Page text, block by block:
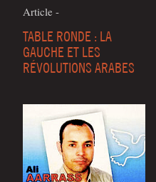
Article -
TABLE RONDE : LA
GAUCHE ET LES
RÉVOLUTIONS ARABES